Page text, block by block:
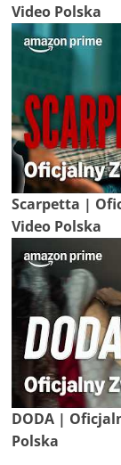
Video Polska
Scarpetta |
Video Polska
DODA |
Polska